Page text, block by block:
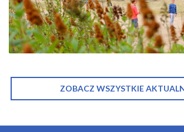
ZOBACZ WSZYSTKIE